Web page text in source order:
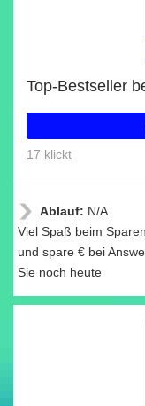
Top-Bestseller
17 klickt
Ablauf: N/A
Viel Spaß beim
und spare € bei
Sie noch heute